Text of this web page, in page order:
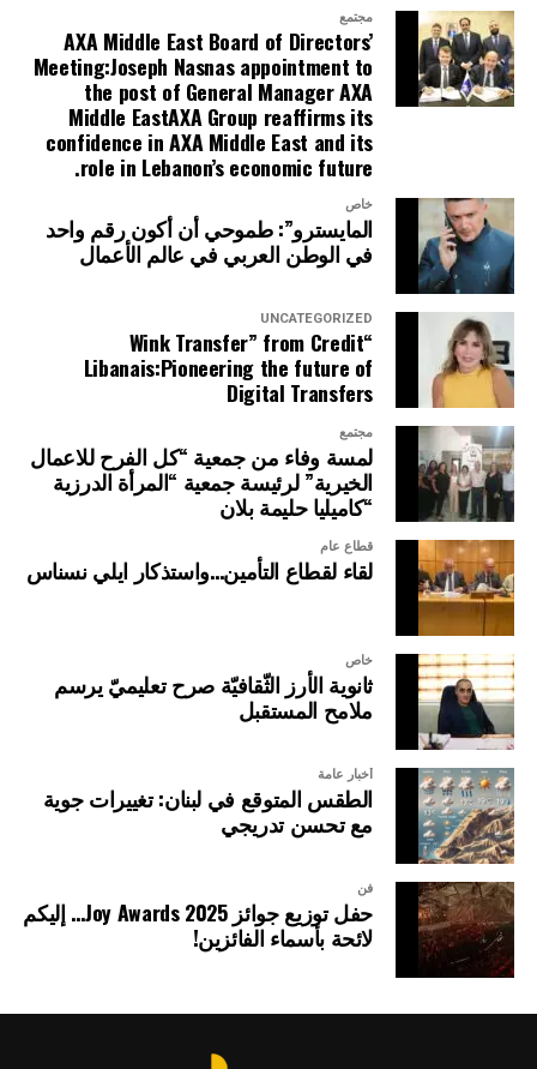
مجتمع
AXA Middle East Board of Directors’
Meeting:Joseph Nasnas appointment to
the post of General Manager AXA
Middle EastAXA Group reaffirms its
confidence in AXA Middle East and its
role in Lebanon’s economic future.
خاص
المايسترو”: طموحي أن أكون رقم واحد
في الوطن العربي في عالم الأعمال
UNCATEGORIZED
“Wink Transfer” from Credit
Libanais:Pioneering the future of
Digital Transfers
مجتمع
لمسة وفاء من جمعية “كل الفرح للاعمال
الخيرية” لرئيسة جمعية “المرأة الدرزية
“كاميليا حليمة بلان
قطاع عام
لقاء لقطاع التأمين…واستذكار ايلي نسناس
خاص
ثانوية الأرز الثّقافيّة صرح تعليميّ يرسم
ملامح المستقبل
أخبار عامة
الطقس المتوقع في لبنان: تغييرات جوية
مع تحسن تدريجي
فن
حفل توزيع جوائز Joy Awards 2025… إليكم
لائحة بأسماء الفائزين!